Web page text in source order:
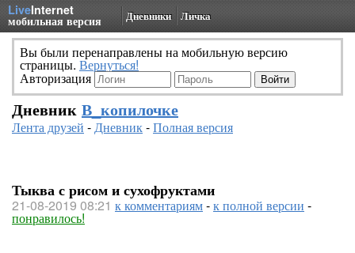
LiveInternet
мобильная версия Дневники Личка
Вы были перенаправлены на мобильную версию
страницы. Вернуться!
Авторизация
Дневник В_копилочке
Лента друзей -Дневник-Полная версия
Тыква с рисом и сухофруктами
21-08-2019 08:21 к комментариям-к полной версии -
понравилось!